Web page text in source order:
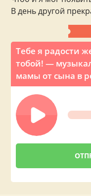
Тебе я радости
тобой! —
мамы от сына в
В день другой